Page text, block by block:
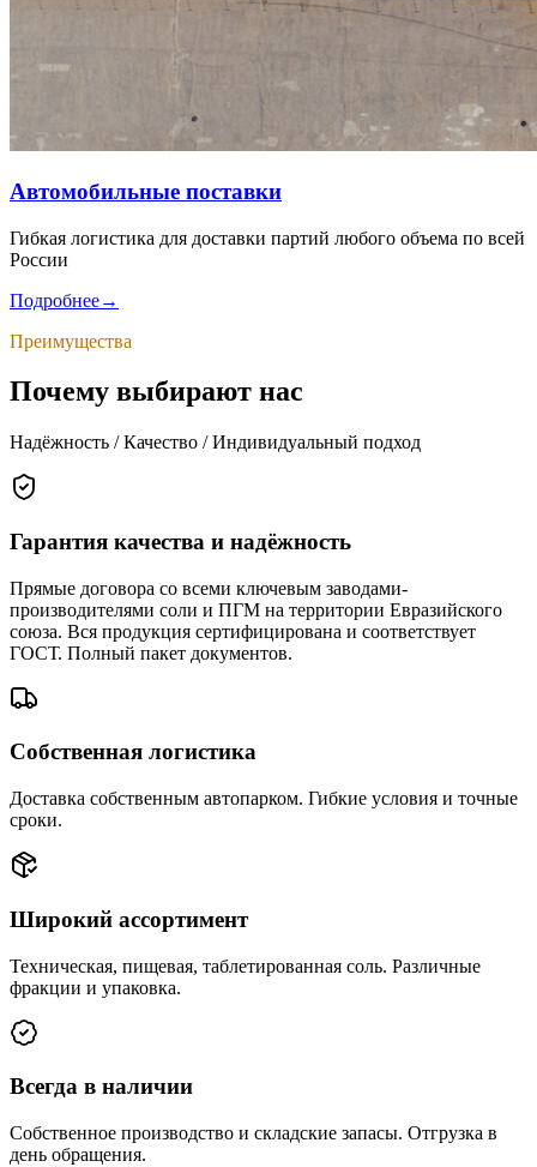
Автомобильные поставки
Гибкая логистика для доставки партий любого объема по всей
России
Подробнее→
Преимущества
Почему выбирают нас
Надёжность / Качество / Индивидуальный подход
Гарантия качества и надёжность
Прямые договора со всеми ключевым заводами-
производителями соли и ПГМ на территории Евразийского
союза. Вся продукция сертифицирована и соответствует
ГОСТ. Полный пакет документов.
Собственная логистика
Доставка собственным автопарком. Гибкие условия и точные
сроки.
Широкий ассортимент
Техническая, пищевая, таблетированная соль. Различные
фракции и упаковка.
Всегда в наличии
Собственное производство и складские запасы. Отгрузка в
день обращения.